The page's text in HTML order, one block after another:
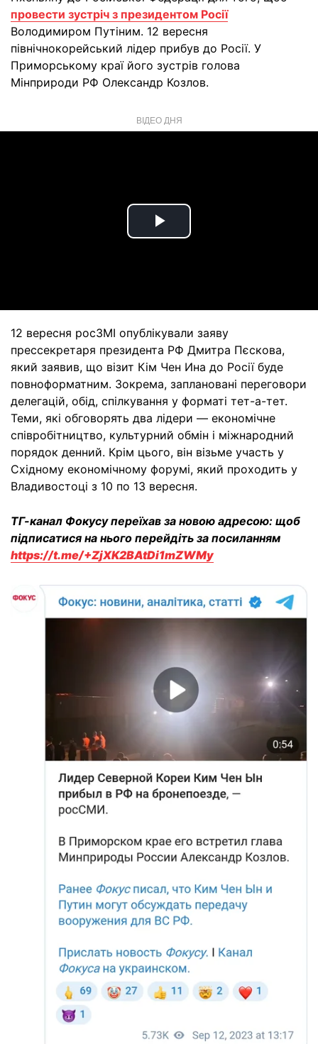
провести зустріч з президентом Росії
Володимиром Путіним. 12 вересня
північнокорейський лідер прибув до Росії. У
Приморському краї його зустрів голова
Мінприроди РФ Олександр Козлов.
ВІДЕО ДНЯ
Play
12 вересня росЗМІ опублікували заяву
прессекретаря президента РФ Дмитра Пєскова,
який заявив, що візит Кім Чен Ина до Росії буде
повноформатним. Зокрема, заплановані переговори
делегацій, обід, спілкування у форматі тет-а-тет.
Теми, які обговорять два лідери — економічне
співробітництво, культурний обмін і міжнародний
порядок денний. Крім цього, він візьме участь у
Східному економічному форумі, який проходить у
Владивостоці з 10 по 13 вересня.
ТГ-канал Фокусу переїхав за новою адресою: щоб
підписатися на нього перейдіть за посиланням
https://t.me/+ZjXK2BAtDi1mZWMy